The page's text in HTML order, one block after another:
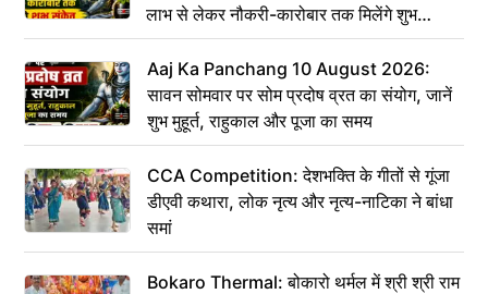
लाभ से लेकर नौकरी-कारोबार तक मिलेंगे शुभ
संकेत
Aaj Ka Panchang 10 August 2026:
सावन सोमवार पर सोम प्रदोष व्रत का संयोग, जानें
शुभ मुहूर्त, राहुकाल और पूजा का समय
CCA Competition: देशभक्ति के गीतों से गूंजा
डीएवी कथारा, लोक नृत्य और नृत्य-नाटिका ने बांधा
समां
Bokaro Thermal: बोकारो थर्मल में श्री श्री राम